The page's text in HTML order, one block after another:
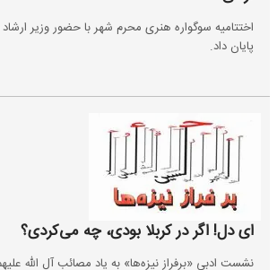
اختتامیه سوگواره هنری محرم شهر با حضور وزیر
پایان داد.
ای دل! اگر در کربلا بودی، چه می‌کردی؟
نشست ادبی «برفراز نیزه‌ها» به یاد مصائب آل اللّه